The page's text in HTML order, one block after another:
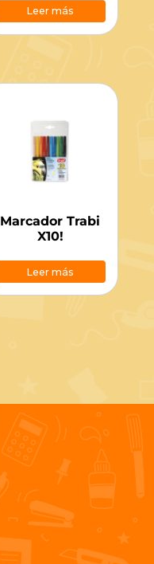
Leer más
Marcador Trabi
X10!
Leer más